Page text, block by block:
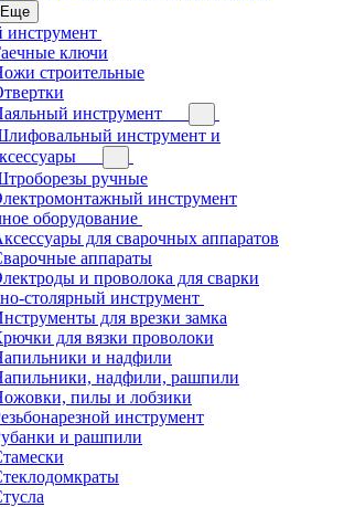
Еще
инструмент
ключи
строительные
инструмент
инструмент и
ручные
инструмент
оборудование
для сварочных аппаратов
аппараты
и проволока для сварки
столярный инструмент
для врезки замка
для вязки проволоки
и надфили
надфили, рашпили
пилы и лобзики
инструмент
и рашпили